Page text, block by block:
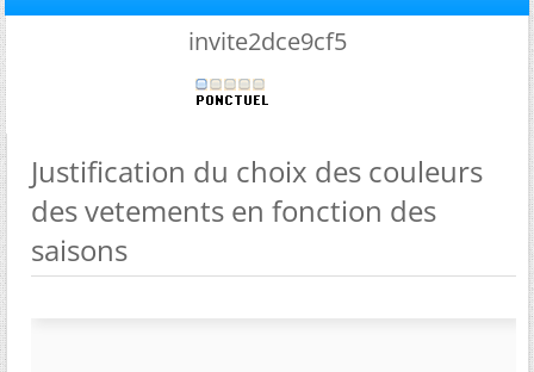
invite2dce9cf5
Justification du choix des couleurs
des vetements en fonction des
saisons